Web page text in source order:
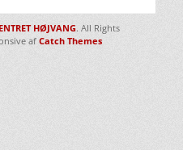
HØJVANG. All Rights
af Catch Themes